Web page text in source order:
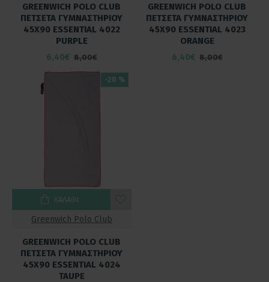
GREENWICH POLO CLUB
ΠΕΤΣΕΤΑ ΓΥΜΝΑΣΤΗΡΙΟΥ
45Χ90 ESSENTIAL 4022
PURPLE
6,40€ 8,00€
GREENWICH POLO CLUB
ΠΕΤΣΕΤΑ ΓΥΜΝΑΣΤΗΡΙΟΥ
45Χ90 ESSENTIAL 4023
ORANGE
6,40€ 8,00€
-20 %
Greenwich Polo Club
GREENWICH POLO CLUB
ΠΕΤΣΕΤΑ ΓΥΜΝΑΣΤΗΡΙΟΥ
45Χ90 ESSENTIAL 4024
TAUPE
ΚΑΛΆΘΙ